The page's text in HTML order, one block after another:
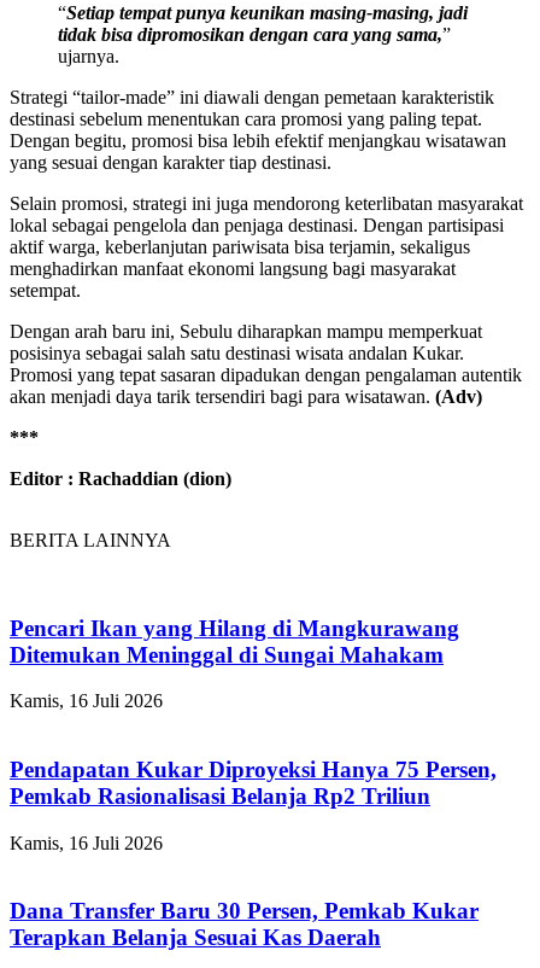
“Setiap tempat punya keunikan masing-masing, jadi
tidak bisa dipromosikan dengan cara yang sama,”
ujarnya.
Strategi “tailor-made” ini diawali dengan pemetaan karakteristik
destinasi sebelum menentukan cara promosi yang paling tepat.
Dengan begitu, promosi bisa lebih efektif menjangkau wisatawan
yang sesuai dengan karakter tiap destinasi.
Selain promosi, strategi ini juga mendorong keterlibatan masyarakat
lokal sebagai pengelola dan penjaga destinasi. Dengan partisipasi
aktif warga, keberlanjutan pariwisata bisa terjamin, sekaligus
menghadirkan manfaat ekonomi langsung bagi masyarakat
setempat.
Dengan arah baru ini, Sebulu diharapkan mampu memperkuat
posisinya sebagai salah satu destinasi wisata andalan Kukar.
Promosi yang tepat sasaran dipadukan dengan pengalaman autentik
akan menjadi daya tarik tersendiri bagi para wisatawan. (Adv)
***
Editor : Rachaddian (dion)
BERITA LAINNYA
Pencari Ikan yang Hilang di Mangkurawang
Ditemukan Meninggal di Sungai Mahakam
Kamis, 16 Juli 2026
Pendapatan Kukar Diproyeksi Hanya 75 Persen,
Pemkab Rasionalisasi Belanja Rp2 Triliun
Kamis, 16 Juli 2026
Dana Transfer Baru 30 Persen, Pemkab Kukar
Terapkan Belanja Sesuai Kas Daerah